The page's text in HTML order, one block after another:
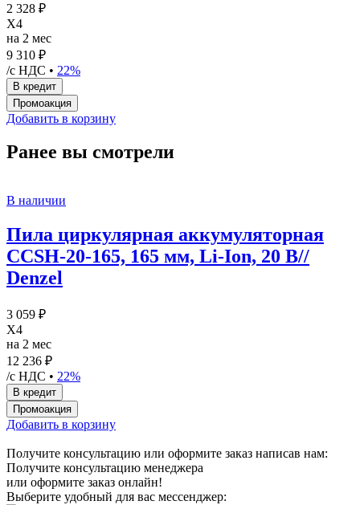
2 328 ₽
X4
на 2 мес
9 310 ₽
/с НДС • 22%
Добавить в корзину
Ранее вы смотрели
В наличии
Пила циркулярная аккумуляторная
CCSH-20-165, 165 мм, Li-Ion, 20 В//
Denzel
3 059 ₽
X4
на 2 мес
12 236 ₽
/с НДС • 22%
Добавить в корзину
Получите консультацию или оформите заказ написав нам:
Получите консультацию менеджера
или оформите заказ онлайн!
Выберите удобный для вас мессенджер: